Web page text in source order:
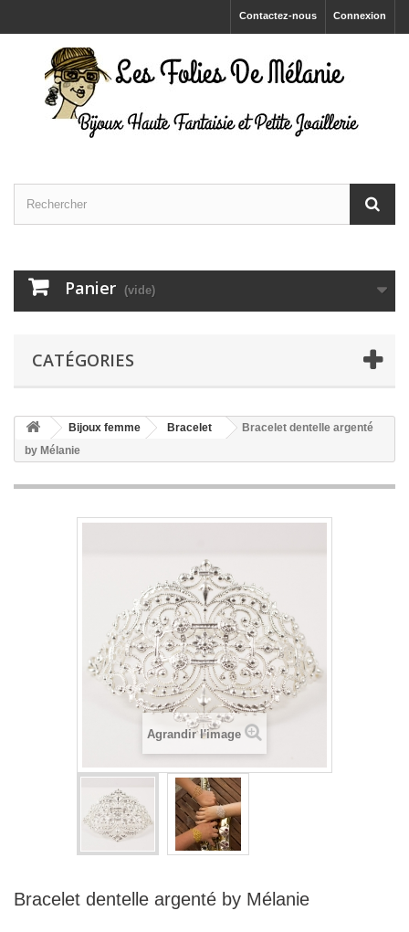
Connexion
Contactez-nous
Panier (vide)
CATÉGORIES
Bijoux femme Bracelet
Bracelet dentelle argenté
by Mélanie
Agrandir l'image
Bracelet dentelle argenté by Mélanie